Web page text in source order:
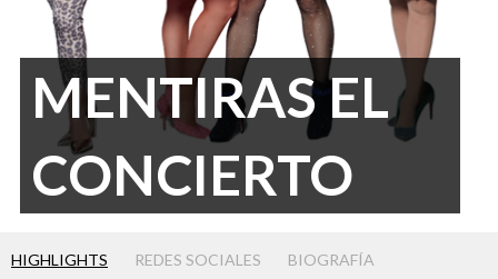
MENTIRAS EL
CONCIERTO
HIGHLIGHTS REDES SOCIALES BIOGRAFÍA